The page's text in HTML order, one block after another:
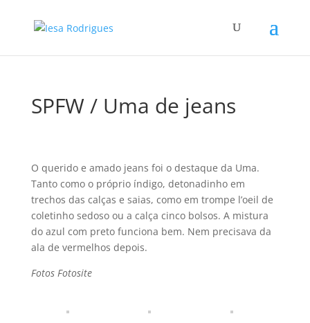
SPFW / Uma de jeans
O querido e amado jeans foi o destaque da Uma.
Tanto como o próprio í­ndigo, detonadinho em
trechos das calças e saias, como em trompe l’oeil de
coletinho sedoso ou a calça cinco bolsos. A mistura
do azul com preto funciona bem. Nem precisava da
ala de vermelhos depois.
Fotos Fotosite